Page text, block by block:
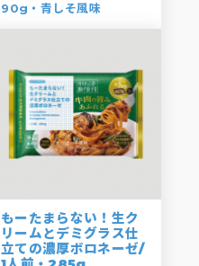
90g・青しそ風味
もーたまらない！生ク
リームとデミグラス仕
立ての濃厚ボロネーゼ/